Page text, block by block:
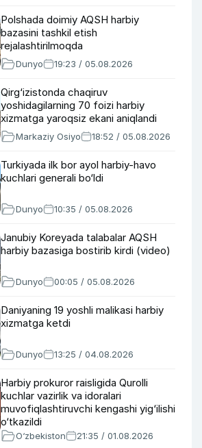
Polshada doimiy AQSH harbiy
bazasini tashkil etish
rejalashtirilmoqda
Dunyo 19:23 / 05.08.2026
Qirg‘izistonda chaqiruv
yoshidagilarning 70 foizi harbiy
xizmatga yaroqsiz ekani aniqlandi
Markaziy Osiyo 18:52 / 05.08.2026
Turkiyada ilk bor ayol harbiy-havo
kuchlari generali bo‘ldi
Dunyo 10:35 / 05.08.2026
Janubiy Koreyada talabalar AQSH
harbiy bazasiga bostirib kirdi (video)
Dunyo 00:05 / 05.08.2026
Daniyaning 19 yoshli malikasi harbiy
xizmatga ketdi
Dunyo 13:25 / 04.08.2026
Harbiy prokuror raisligida Qurolli
kuchlar vazirlik va idoralari
muvofiqlashtiruvchi kengashi yig‘ilishi
o‘tkazildi
O‘zbekiston 21:35 / 01.08.2026